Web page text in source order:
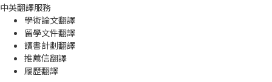
中英翻譯服務
學術論文翻譯
留學文件翻譯
讀書計劃翻譯
推薦信翻譯
履歷翻譯